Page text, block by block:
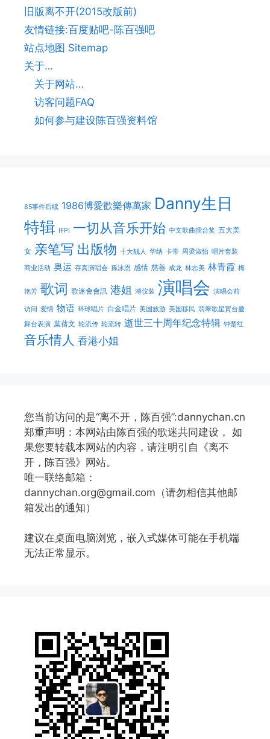
旧版离不开(2015改版前)
友情链接:百度贴吧-陈百强吧
站点地图 Sitemap
关于…
关于网站…
访客问题FAQ
如何参与建设陈百强资料馆
85事件后续 1986博愛歡樂傳萬家 Danny生日
特辑 IFPI 一切从音乐开始 中文歌曲擂台奖 五大美
女 亲笔写 出版物 十大靓人 华纳 卡带 周梁淑怡 唱片套装
商业活动 奥运 存真演唱会 孫泳恩 感情 慈善 成龙 林志美 林青霞 梅
艳芳 歌词 歌迷會會訊 港姐 溥仪装 演唱会 演唱会前
访问 爱情 物语 环球唱片 白金唱片 美国旅游 美国移民 翡翠歌星賀台慶
舞台表演 葉蒨文 轮流传 轮流转 逝世三十周年纪念特辑 钟楚红
音乐情人 香港小姐
您当前访问的是“离不开，陈百强”:dannychan.cn
郑重声明：本网站由陈百强的歌迷共同建设， 如
果您要转载本网站的内容，请注明引自《离不
开，陈百强》网站。
唯一联络邮箱：
dannychan.org@gmail.com（请勿相信其他邮
箱发出的通知）
建议在桌面电脑浏览，嵌入式媒体可能在手机端
无法正常显示。